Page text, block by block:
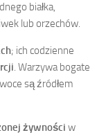
białka,
lub orzechów.
; ich codzienne
. Warzywa bogate
są źródłem
żywności w